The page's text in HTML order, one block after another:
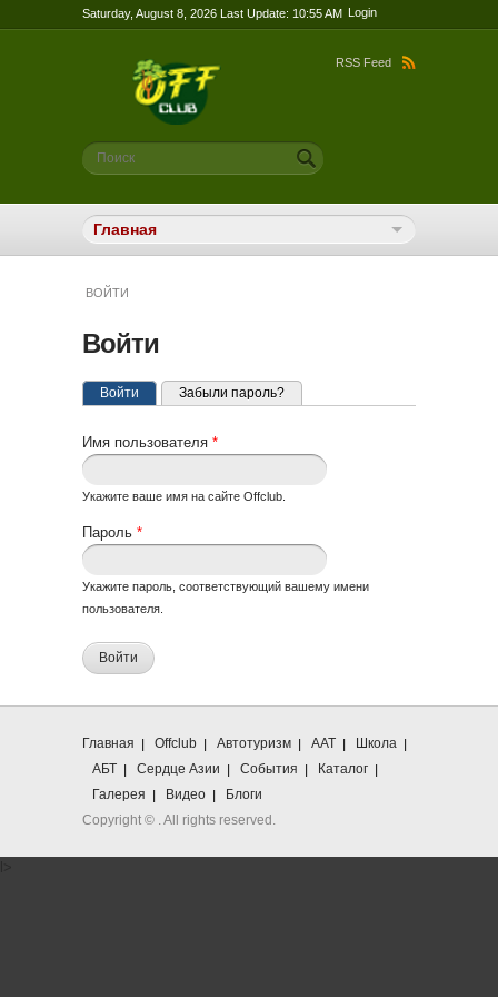
Saturday, August 8, 2026 Last Update: 10:55 AM Login
RSS Feed
Форма поиска
Поиск
ВОЙТИ
Войти
Главные вкладки
Войти (активная вкладка)
Забыли пароль?
Имя пользователя *
Укажите ваше имя на сайте Offclub.
Пароль *
Укажите пароль, соответствующий вашему имени
пользователя.
Главная Offclub Автотуризм ААТ
Школа
АБТ
Сердце Азии События
Каталог
Галерея
Видео
Блоги
Copyright © . All rights reserved.